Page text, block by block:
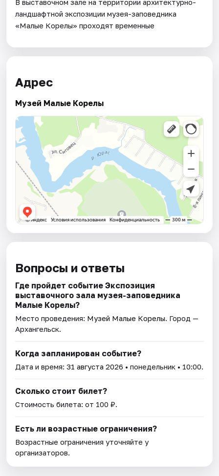
В выставочном зале на территории архитектурно-
ландшафтной экспозиции музея-заповедника
«Малые Корелы» проходят временные
Адрес
Музей Малые Корелы
Вопросы и ответы
Где пройдет событие Экспозиция
выставочного зала музея-заповедника
Малые Корелы?
Место проведения: Музей Малые Корелы. Город —
Архангельск.
Когда запланирован событие?
Дата и время:31 августа 2026 • понедельник • 10:00.
Сколько стоит билет?
Стоимость билета: от 100 ₽.
Есть ли возрастные ограничения?
Возрастные ограничения уточняйте у
организаторов.